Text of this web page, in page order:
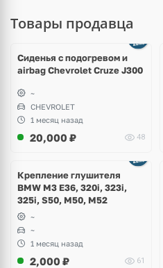
Товары продавца
Сиденья с подогревом и
airbag Chevrolet Cruze J300
~
CHEVROLET
1 месяц назад
20,000 ₽ 48
Крепление глушителя
BMW M3 E36, 320i, 323i,
325i, S50, M50, M52
~
~
1 месяц назад
2,000 ₽ 61